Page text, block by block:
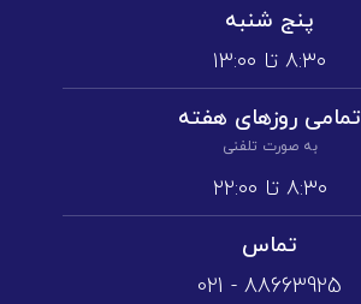
پنج شنبه
۸:۳۰ تا ۱3:۰۰
تمامی روز‌های هفته
به صورت تلفنی
۸:۳۰ تا ۲۲:۰۰
تماس
88663925 - 021